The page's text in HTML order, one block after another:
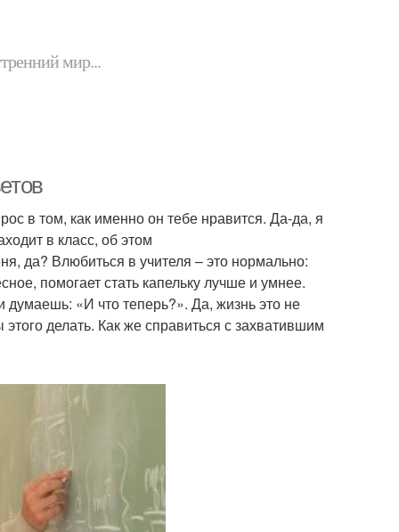
мир...
в том, как именно он тебе нравится. Да-да, я
в класс, об этом
да? Влюбиться в учителя – это нормально:
помогает стать капельку лучше и умнее.
«И что теперь?». Да, жизнь это не
делать. Как же справиться с захватившим